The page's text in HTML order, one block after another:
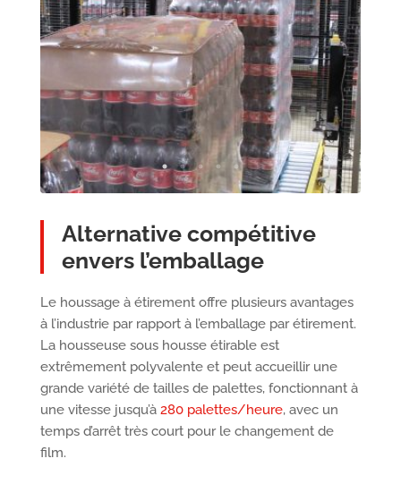
Alternative compétitive
envers l’emballage
Le houssage à étirement offre plusieurs avantages
à l’industrie par rapport à l’emballage par étirement.
La housseuse sous housse étirable est
extrêmement polyvalente et peut accueillir une
grande variété de tailles de palettes, fonctionnant à
une vitesse jusqu’à 280 palettes/heure, avec un
temps d’arrêt très court pour le changement de
film.